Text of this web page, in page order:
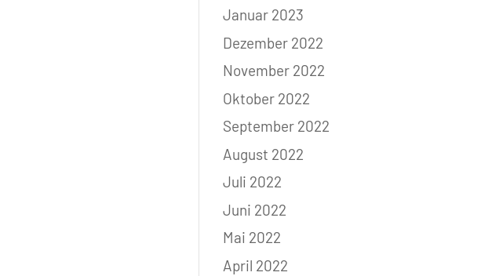
Januar 2023
Dezember 2022
November 2022
Oktober 2022
September 2022
August 2022
Juli 2022
Juni 2022
Mai 2022
April 2022